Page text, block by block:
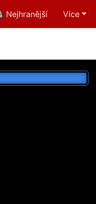
Nejhranější Více